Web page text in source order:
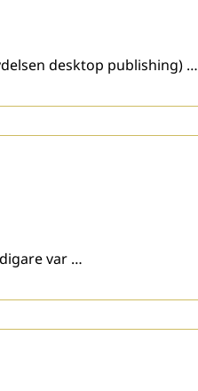
desktop publishing) …
var …